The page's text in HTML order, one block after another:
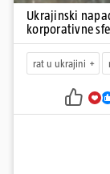
Ukrajinski
korporativne
rat u ukrajini